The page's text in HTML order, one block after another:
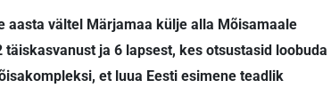
aasta vältel Märjamaa külje alla Mõisamaale
ja 6 lapsest, kes otsustasid loobuda
et luua Eesti esimene teadlik